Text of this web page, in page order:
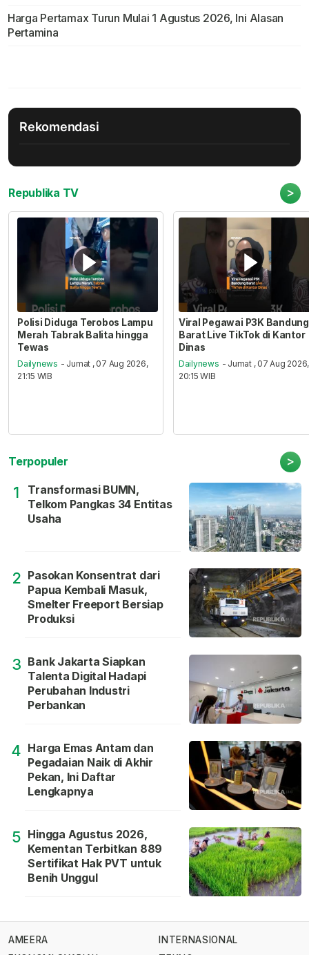
Harga Pertamax Turun Mulai 1 Agustus 2026, Ini Alasan
Pertamina
Rekomendasi
Republika TV >
Polisi Diduga Terobos Lampu
Merah Tabrak Balita hingga
Tewas
Dailynews - Jumat , 07 Aug 2026,
21:15 WIB
Viral Pegawai P3K Bandung
Barat Live TikTok di Kantor
Dinas
Dailynews - Jumat , 07 Aug 2026,
20:15 WIB
Terpopuler >
1
Transformasi BUMN,
Telkom Pangkas 34 Entitas
Usaha
2 Pasokan Konsentrat dari
Papua Kembali Masuk,
Smelter Freeport Bersiap
Produksi
3 Bank Jakarta Siapkan
Talenta Digital Hadapi
Perubahan Industri
Perbankan
4 Harga Emas Antam dan
Pegadaian Naik di Akhir
Pekan, Ini Daftar
Lengkapnya
5 Hingga Agustus 2026,
Kementan Terbitkan 889
Sertifikat Hak PVT untuk
Benih Unggul
AMEERA
INTERNASIONAL